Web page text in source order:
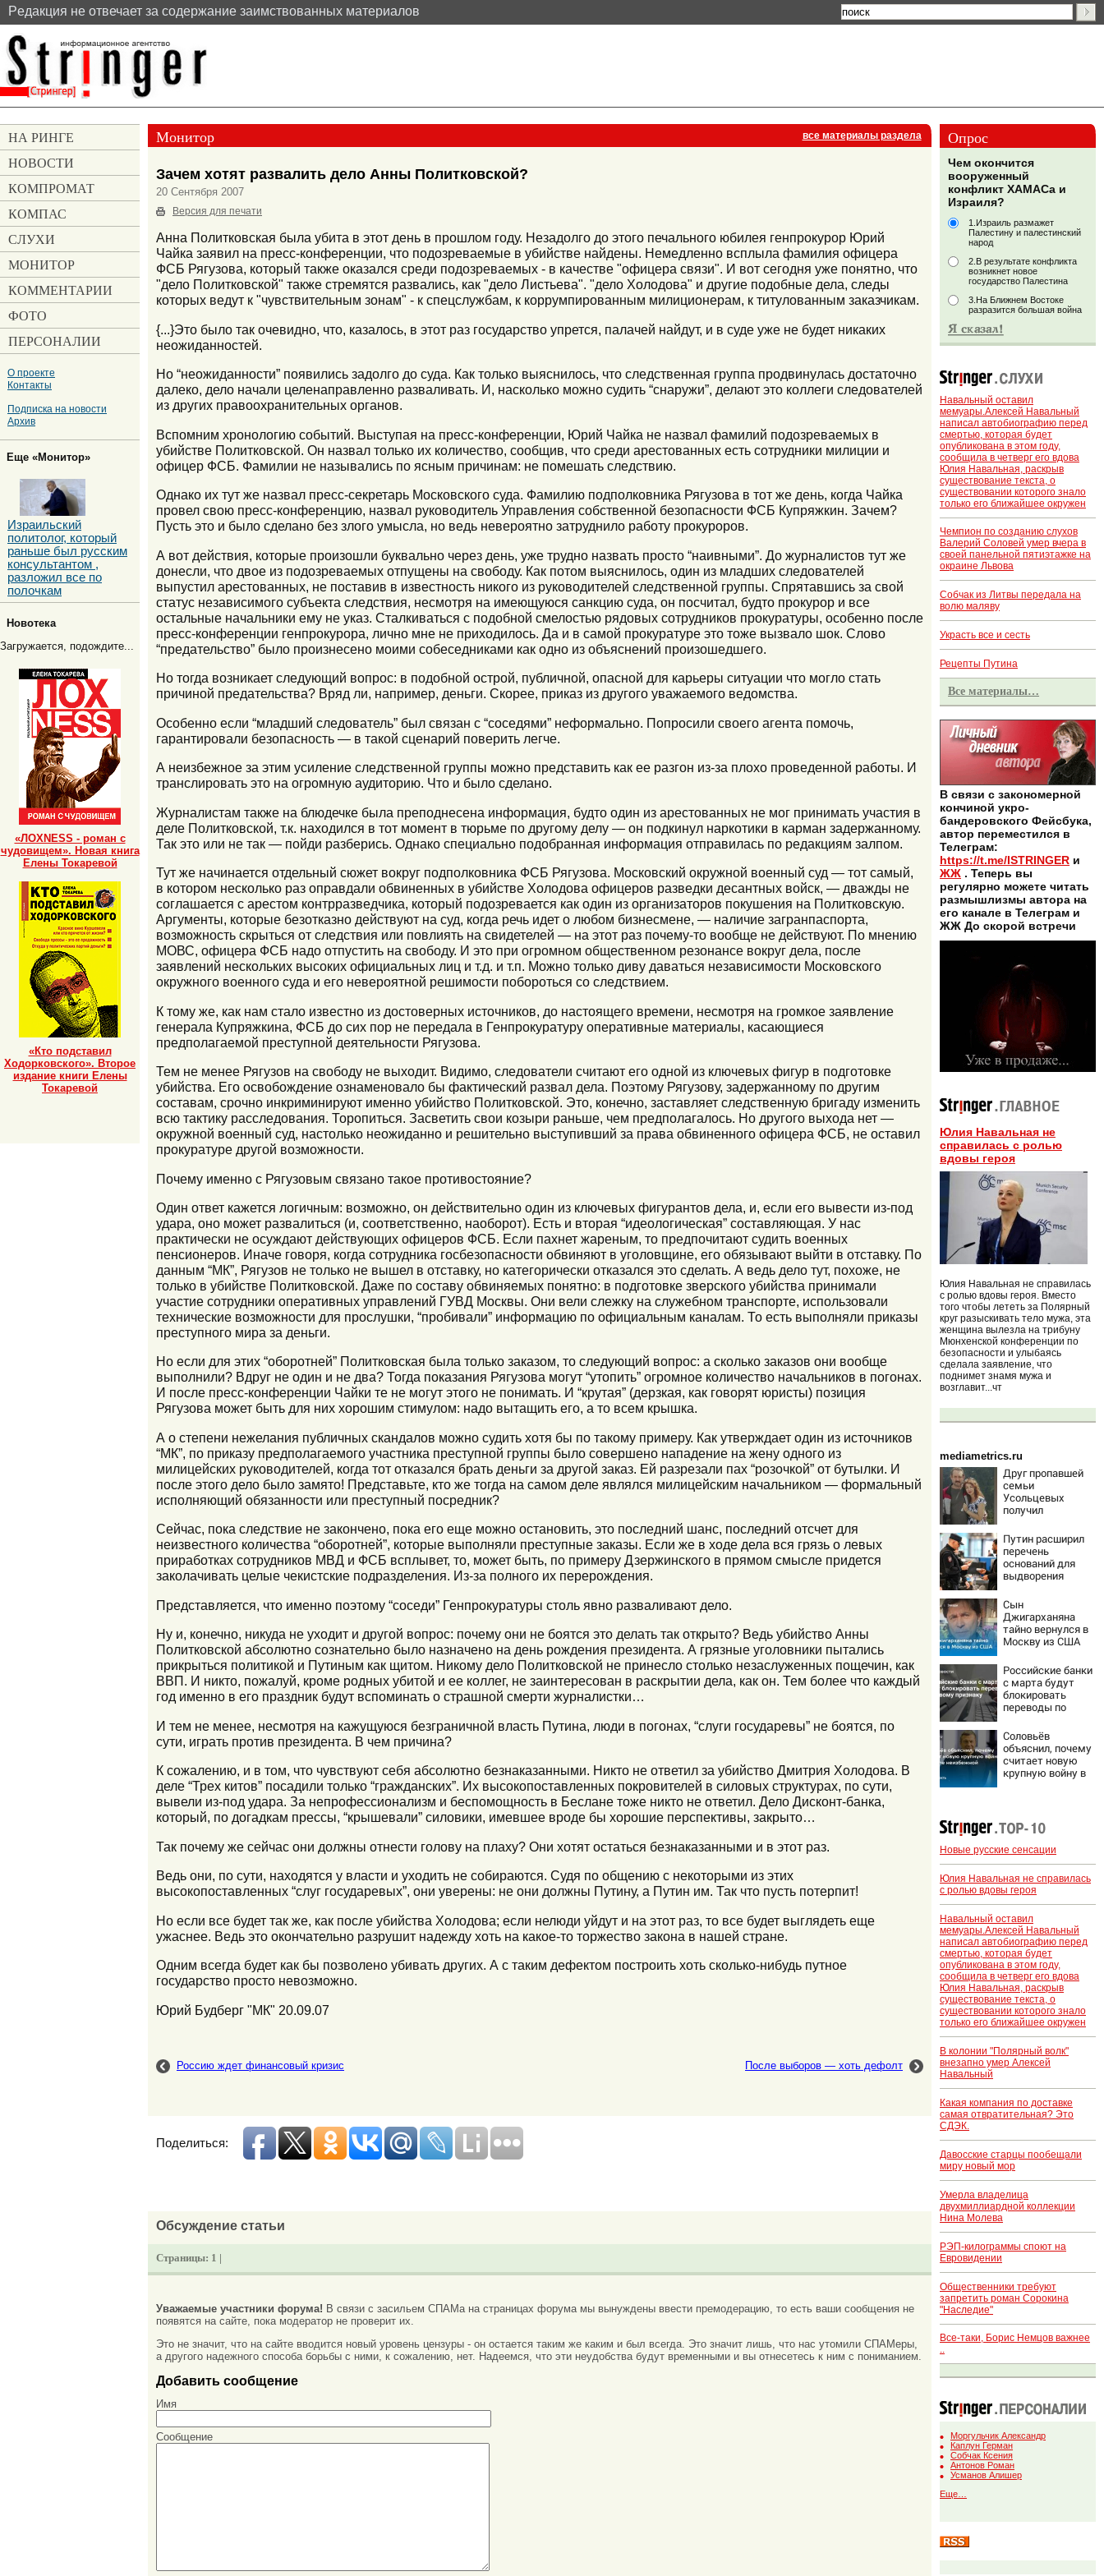
Pедакция не отвечает за содержание заимствованных материалов
Монитор все материалы раздела
Зачем хотят развалить дело Анны Политковской?
20 Сентября 2007
Версия для печати
Анна Политковская была убита в этот день в прошлом году. Незадолго до этого печального юбилея генпрокурор Юрий
Чайка заявил на пресс-конференции, что подозреваемые в убийстве найдены. Немедленно всплыла фамилия офицера
ФСБ Рягузова, который также оказался среди подозреваемых - в качестве "офицера связи". И вот сегодня уже понятно, что
"дело Политковской" также стремятся развались, как "дело Листьева". "дело Холодова" и другие подобные дела, следы
которых ведут к "чувствительным зонам" - к спецслужбам, к коррумпированным милиционерам, к титулованным заказчикам.
{...}Это было так очевидно, что, казалось, в этот раз государство упрется, палачей найдут, и в суде уже не будет никаких
неожиданностей.
Но “неожиданности” появились задолго до суда. Как только выяснилось, что следственная группа продвинулась достаточно
далеко, дело начали целенаправленно разваливать. И, насколько можно судить “снаружи”, делают это коллеги следователей
из других правоохранительных органов.
Вспомним хронологию событий. Выступая на пресс-конференции, Юрий Чайка не назвал фамилий подозреваемых в
убийстве Политковской. Он назвал только их количество, сообщив, что среди арестованных есть сотрудники милиции и
офицер ФСБ. Фамилии не назывались по ясным причинам: не помешать следствию.
Однако их тут же назвал пресс-секретарь Московского суда. Фамилию подполковника Рягузова в тот же день, когда Чайка
провел свою пресс-конференцию, назвал руководитель Управления собственной безопасности ФСБ Купряжкин. Зачем?
Пусть это и было сделано без злого умысла, но ведь невероятно затруднило работу прокуроров.
А вот действия, которые произошли буквально через день, уже трудно назвать просто “наивными”. До журналистов тут же
донесли, что двое из подозреваемых отпущены на свободу. Как потом выяснилось, один из младших следователей
выпустил арестованных, не поставив в известность никого из руководителей следственной группы. Спрятавшись за свой
статус независимого субъекта следствия, несмотря на имеющуюся санкцию суда, он посчитал, будто прокурор и все
остальные начальники ему не указ. Сталкиваться с подобной смелостью рядовых сотрудников прокуратуры, особенно после
пресс-конференции генпрокурора, лично мне не приходилось. Да и в самой прокуратуре это тоже вызвало шок. Слово
“предательство” было произнесено моими собеседниками как одно из объяснений произошедшего.
Но тогда возникает следующий вопрос: в подобной острой, публичной, опасной для карьеры ситуации что могло стать
причиной предательства? Вряд ли, например, деньги. Скорее, приказ из другого уважаемого ведомства.
Особенно если “младший следователь” был связан с “соседями” неформально. Попросили своего агента помочь,
гарантировали безопасность — в такой сценарий поверить легче.
А неизбежное за этим усиление следственной группы можно представить как ее разгон из-за плохо проведенной работы. И
транслировать это на огромную аудиторию. Что и было сделано.
Журналистам также на блюдечке была преподнесена информация, будто один из арестованных не мог принимать участия в
деле Политковской, т.к. находился в тот момент в тюрьме по другому делу — он подкинул наркотики в карман задержанному.
Так это или не так — пойди разберись. Однако специально подобранная информация отправилась по редакциям залпом.
Тут же начинается отдельный сюжет вокруг подполковника ФСБ Рягузова. Московский окружной военный суд — тот самый,
в котором несколько раз оправдали обвиненных в убийстве Холодова офицеров разведки десантных войск, — дважды не
соглашается с арестом контрразведчика, который подозревается как один из организаторов покушения на Политковскую.
Аргументы, которые безотказно действуют на суд, когда речь идет о любом бизнесмене, — наличие загранпаспорта,
возможность скрыться от следствия или повлиять на свидетелей — на этот раз почему-то вообще не действуют. По мнению
МОВС, офицера ФСБ надо отпустить на свободу. И это при огромном общественном резонансе вокруг дела, после
заявлений нескольких высоких официальных лиц и т.д. и т.п. Можно только диву даваться независимости Московского
окружного военного суда и его невероятной решимости побороться со следствием.
К тому же, как нам стало известно из достоверных источников, до настоящего времени, несмотря на громкое заявление
генерала Купряжкина, ФСБ до сих пор не передала в Генпрокуратуру оперативные материалы, касающиеся
предполагаемой преступной деятельности Рягузова.
Тем не менее Рягузов на свободу не выходит. Видимо, следователи считают его одной из ключевых фигур в подготовке
убийства. Его освобождение ознаменовало бы фактический развал дела. Поэтому Рягузову, задержанному по другим
составам, срочно инкриминируют именно убийство Политковской. Это, конечно, заставляет следственную бригаду изменить
всю тактику расследования. Торопиться. Засветить свои козыри раньше, чем предполагалось. Но другого выхода нет —
окружной военный суд, настолько неожиданно и решительно выступивший за права обвиненного офицера ФСБ, не оставил
прокуратуре другой возможности.
Почему именно с Рягузовым связано такое противостояние?
Один ответ кажется логичным: возможно, он действительно один из ключевых фигурантов дела, и, если его вывести из-под
удара, оно может развалиться (и, соответственно, наоборот). Есть и вторая “идеологическая” составляющая. У нас
практически не осуждают действующих офицеров ФСБ. Если пахнет жареным, то предпочитают судить военных
пенсионеров. Иначе говоря, когда сотрудника госбезопасности обвиняют в уголовщине, его обязывают выйти в отставку. По
данным “МК”, Рягузов не только не вышел в отставку, но категорически отказался это сделать. А ведь дело тут, похоже, не
только в убийстве Политковской. Даже по составу обвиняемых понятно: в подготовке зверского убийства принимали
участие сотрудники оперативных управлений ГУВД Москвы. Они вели слежку на служебном транспорте, использовали
технические возможности для прослушки, “пробивали” информацию по официальным каналам. То есть выполняли приказы
преступного мира за деньги.
Но если для этих “оборотней” Политковская была только заказом, то следующий вопрос: а сколько заказов они вообще
выполнили? Вдруг не один и не два? Тогда показания Рягузова могут “утопить” огромное количество начальников в погонах.
И после пресс-конференции Чайки те не могут этого не понимать. И “крутая” (дерзкая, как говорят юристы) позиция
Рягузова может быть для них хорошим стимулом: надо вытащить его, а то всем крышка.
А о степени нежелания публичных скандалов можно судить хотя бы по такому примеру. Как утверждает один из источников
“МК”, по приказу предполагаемого участника преступной группы было совершено нападение на жену одного из
милицейских руководителей, когда тот отказался брать деньги за другой заказ. Ей разрезали пах “розочкой” от бутылки. И
после этого дело было замято! Представьте, кто же тогда на самом деле являлся милицейским начальником — формальный
исполняющий обязанности или преступный посредник?
Сейчас, пока следствие не закончено, пока его еще можно остановить, это последний шанс, последний отсчет для
неизвестного количества “оборотней”, которые выполняли преступные заказы. Если же в ходе дела вся грязь о левых
приработках сотрудников МВД и ФСБ всплывет, то, может быть, по примеру Дзержинского в прямом смысле придется
заколачивать целые чекистские подразделения. Из-за полного их перерождения.
Представляется, что именно поэтому “соседи” Генпрокуратуры столь явно разваливают дело.
Ну и, конечно, никуда не уходит и другой вопрос: почему они не боятся это делать так открыто? Ведь убийство Анны
Политковской абсолютно сознательно было назначено на день рождения президента. А грязные уголовники пытались
прикрыться политикой и Путиным как щитом. Никому дело Политковской не принесло столько незаслуженных пощечин, как
ВВП. И никто, пожалуй, кроме родных убитой и ее коллег, не заинтересован в раскрытии дела, как он. Тем более что каждый
год именно в его праздник будут вспоминать о страшной смерти журналистки…
И тем не менее, несмотря на кажущуюся безграничной власть Путина, люди в погонах, “слуги государевы” не боятся, по
сути, играть против президента. В чем причина?
К сожалению, и в том, что чувствуют себя абсолютно безнаказанными. Никто не ответил за убийство Дмитрия Холодова. В
деле “Трех китов” посадили только “гражданских”. Их высокопоставленных покровителей в силовых структурах, по сути,
вывели из-под удара. За непрофессионализм и беспомощность в Беслане тоже никто не ответил. Дело Дисконт-банка,
который, по догадкам прессы, “крышевали” силовики, имевшее вроде бы хорошие перспективы, закрыто…
Так почему же сейчас они должны отнести голову на плаху? Они хотят остаться безнаказанными и в этот раз.
Ведь они, по сути, находятся у власти и уходить не собираются. Судя по общению с некоторыми из этих
высокопоставленных “слуг государевых”, они уверены: не они должны Путину, а Путин им. Так что пусть потерпит!
Но если все будет так же, как после убийства Холодова; если нелюди уйдут и на этот раз, то все будет выглядеть еще
ужаснее. Ведь это окончательно разрушит надежду хоть на какое-то торжество закона в нашей стране.
Одним всегда будет как бы позволено убивать других. А с таким дефектом построить хоть сколько-нибудь путное
государство просто невозможно.
Юрий Будберг "МК" 20.09.07
Россию ждет финансовый кризис После выборов — хоть дефолт
Поделиться:
Обсуждение статьи
Страницы: 1 |
Уважаемые участники форума! В связи с засильем СПАМа на страницах форума мы вынуждены ввести премодерацию, то есть ваши сообщения не
появятся на сайте, пока модератор не проверит их.
Это не значит, что на сайте вводится новый уровень цензуры - он остается таким же каким и был всегда. Это значит лишь, что нас утомили СПАМеры,
а другого надежного способа борьбы с ними, к сожалению, нет. Надеемся, что эти неудобства будут временными и вы отнесетесь к ним с пониманием.
Добавить сообщение
Имя
Сообщение
Опрос
Чем окончится
вооруженный
конфликт ХАМАСа и
Израиля?
1.Израиль размажет
Палестину и палестинский
народ
2.В результате конфликта
возникнет новое
государство Палестина
3.На Ближнем Востоке
разразится большая война
Навальный оставил
мемуары.Алексей Навальный
написал автобиографию перед
смертью, которая будет
опубликована в этом году,
сообщила в четверг его вдова
Юлия Навальная, раскрыв
существование текста, о
существовании которого знало
только его ближайшее окружен
Чемпион по созданию слухов
Валерий Соловей умер вчера в
своей панельной пятиэтажке на
окраине Львова
Собчак из Литвы передала на
волю маляву
Украсть все и сесть
Рецепты Путина
Все материалы…
В связи с закономерной
кончиной укро-
бандеровского Фейсбука,
автор переместился в
Телеграм:
https://t.me/ISTRINGER и
ЖЖ . Теперь вы
регулярно можете читать
размышлизмы автора на
его канале в Телеграм и
ЖЖ До скорой встречи
Юлия Навальная не
справилась с ролью
вдовы героя
Юлия Навальная не справилась
с ролью вдовы героя. Вместо
того чтобы лететь за Полярный
круг разыскивать тело мужа, эта
женщина вылезла на трибуну
Мюнхенской конференции по
безопасности и улыбаясь
сделала заявление, что
поднимет знамя мужа и
возглавит...чт
mediametrics.ru
Друг пропавшей
семьи
Усольцевых
получил
от них
Путин расширил
перечень
оснований для
выдворения
Сын
Джигарханяна
тайно вернулся в
Москву из США
Российские банки
с марта будут
блокировать
переводы по
Соловьёв
объяснил, почему
считает новую
крупную войну в
Новые русские сенсации
Юлия Навальная не справилась
с ролью вдовы героя
Навальный оставил
мемуары.Алексей Навальный
написал автобиографию перед
смертью, которая будет
опубликована в этом году,
сообщила в четверг его вдова
Юлия Навальная, раскрыв
существование текста, о
существовании которого знало
только его ближайшее окружен
В колонии "Полярный волк"
внезапно умер Алексей
Навальный
Какая компания по доставке
самая отвратительная? Это
СДЭК.
Давосские старцы пообещали
миру новый мор
Умерла владелица
двухмиллиардной коллекции
Нина Молева
РЭП-килограммы споют на
Евровидении
Общественники требуют
запретить роман Сорокина
"Наследие"
Все-таки, Борис Немцов важнее
..
Моргульчик Александр
Каплун Герман
Собчак Ксения
Антонов Роман
Усманов Алишер
Еще…
НА РИНГЕ
НОВОСТИ
КОМПРОМАТ
КОМПАС
СЛУХИ
МОНИТОР
КОММЕНТАРИИ
ФОТО
ПЕРСОНАЛИИ
О проекте
Контакты
Подписка на новости
Архив
Еще «Монитор»
Израильский
политолог, который
раньше был русским
консультантом ,
разложил все по
полочкам
Новотека
Загружается, подождите...
«ЛОХNESS - роман с
чудовищем». Новая книга
Елены Токаревой
«Кто подставил
Ходорковского». Второе
издание книги Елены
Токаревой